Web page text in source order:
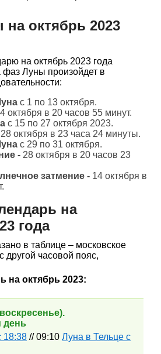
октябрь 2023
на октябрь 2023 года
фаз Луны произойдет в
с 1 по 13 октября.
октября в 20 часов 55 минут.
с 15 по 27 октября 2023.
28 октября в 23 часа 24 минуты.
с 29 по 31 октября.
- 28 октября в 20 часов 23
затмение - 14 октября в
на
года
в таблице – московское
другой часовой пояс,
на октябрь 2023:
день
18:38 // 09:10 Луна в Тельце с